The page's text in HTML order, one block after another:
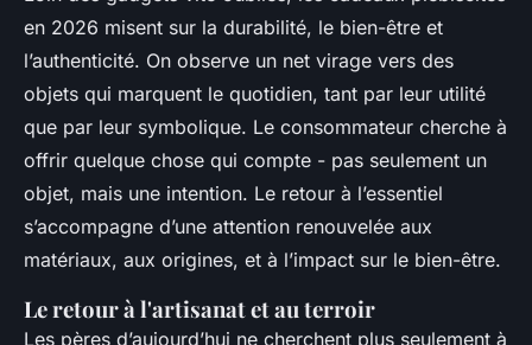
en 2026 misent sur la durabilité, le bien-être et
l’authenticité. On observe un net virage vers des
objets qui marquent le quotidien, tant par leur utilité
que par leur symbolique. Le consommateur cherche à
offrir quelque chose qui compte - pas seulement un
objet, mais une intention. Le retour à l’essentiel
s’accompagne d’une attention renouvelée aux
matériaux, aux origines, et à l’impact sur le bien-être.
Le retour à l'artisanat et au terroir
Les pères d’aujourd’hui ne cherchent plus seulement à